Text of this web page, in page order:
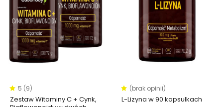
5 (9)
Zestaw Witaminy C + Cynk,
(brak opinii)
L-Lizyna w 90 kapsułkach